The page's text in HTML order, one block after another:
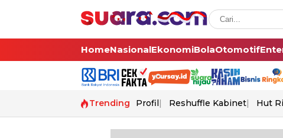
HomeNasionalEkonomiBolaOtomotif
Trending Profil Reshuffle Kabinet Hut Ri